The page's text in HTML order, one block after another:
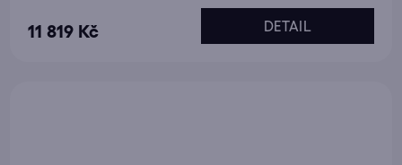
11 819 Kč DETAIL